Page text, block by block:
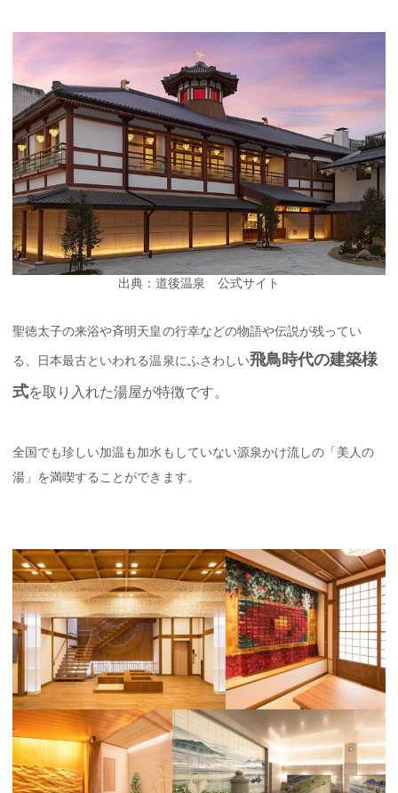
出典：道後温泉 公式サイト
聖徳太子の来浴や斉明天皇の行幸などの物語や伝説が残ってい
る、日本最古といわれる温泉にふさわしい飛鳥時代の建築様
式を取り入れた湯屋が特徴です。
全国でも珍しい加温も加水もしていない源泉かけ流しの「美人の
湯」を満喫することができます。